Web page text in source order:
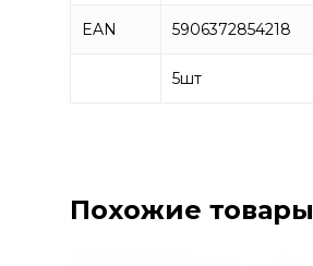
EAN 5906372854218
5шт
Похожие товары